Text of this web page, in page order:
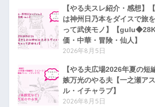
【やる夫スレ紹介・感想】
は神州日乃本をダイスで旅
って武侠モノ】【
価・中華・冒険・仙人】
2026年8月5日
【やる夫広場2026年夏の
嫉万光のやる夫【一之瀬ア
ル・イチャラブ】
2026年8月5日